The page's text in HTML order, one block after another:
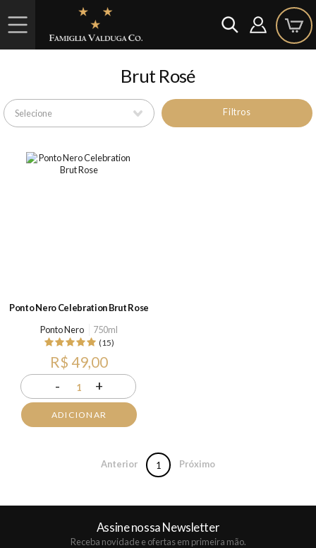
Brut Rosé
Filtros
Ponto Nero Celebration Brut Rose
Ponto Nero
750ml
(15)
R$ 49,00
- 1 +
ADICIONAR
Anterior 1 Próximo
Assine nossa Newsletter
Receba novidade e ofertas em primeira mão.